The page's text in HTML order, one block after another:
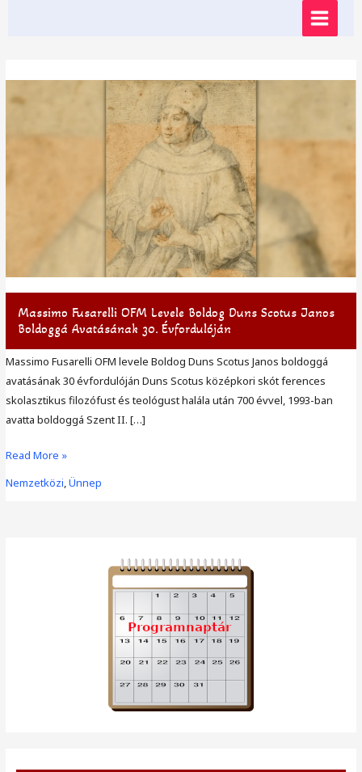
MAIN
Massimo Fusarelli OFM Levele Boldog Duns Scotus Janos
Boldoggá Avatásának 30. Évfordulóján
Massimo Fusarelli OFM levele Boldog Duns Scotus Janos boldoggá
avatásának 30 évfordulóján Duns Scotus középkori skót ferences
skolasztikus filozófust és teológust halála után 700 évvel, 1993-ban
avatta boldoggá Szent II. […]
Massimo
Read More »
Nemzetközi,Ünnep